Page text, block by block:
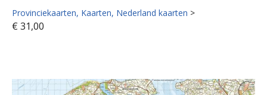
Provinciekaarten Kaarten Nederland kaarten >
€ 31,00